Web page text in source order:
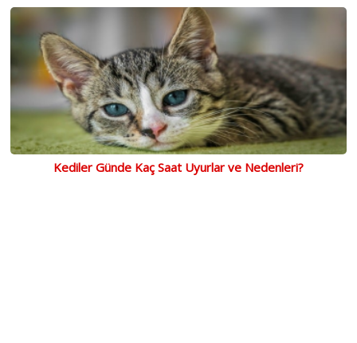
Kediler Günde Kaç Saat Uyurlar ve Nedenleri?